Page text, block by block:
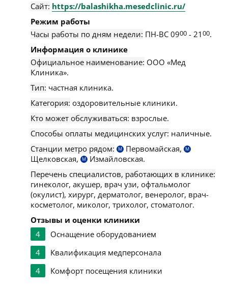
Сайт: https://balashikha.mesedclinic.ru/
Режим работы
Часы работы по дням недели: ПН-ВС 0900 - 2100.
Информация о клинике
Официальное наименование: ООО «Мед
Клиника».
Тип: частная клиника.
Категория: оздоровительные клиники.
Кто может обслуживаться: взрослые.
Способы оплаты медицинских услуг: наличные.
Станции метро рядом:
М Первомайская, М
Щелковская, М
Измайловская.
Перечень специалистов, работающих в клинике:
гинеколог, акушер, врач узи, офтальмолог
(окулист), хирург, дерматолог, венеролог, врач-
косметолог, миколог, трихолог, стоматолог.
Отзывы и оценки клиники
4
Оснащение оборудованием
4
Квалификация медперсонала
4
Комфорт посещения клиники